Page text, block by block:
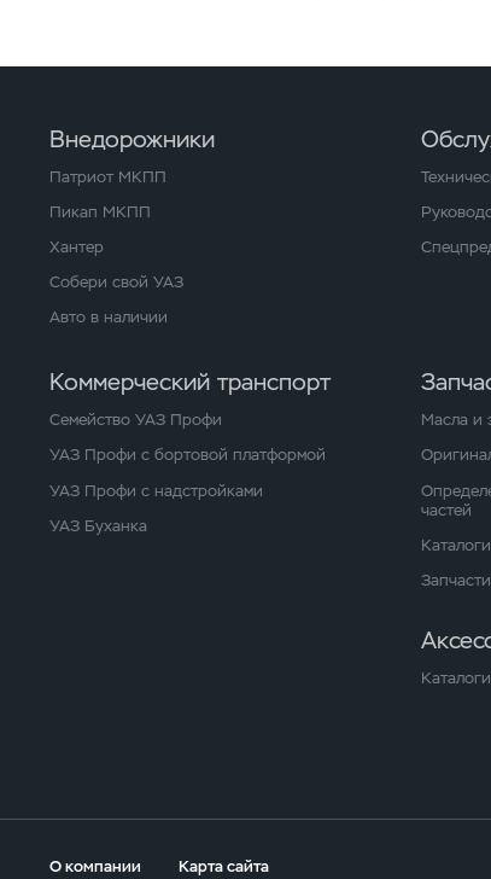
Внедорожники
Патриот МКПП
Пикап МКПП
Хантер
Собери свой УАЗ
Авто в наличии
Коммерческий транспорт
Семейство УАЗ Профи
УАЗ Профи с бортовой платформой
УАЗ Профи с надстройками
УАЗ Буханка
Масла и
частей
О компании Карта сайта